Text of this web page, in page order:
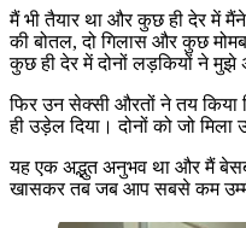
मैं भी तैयार था और कुछ ही देर में
की बोतल, दो गिलास और कुछ
कुछ ही देर में दोनों लड़कियों ने मुझे
फिर उन सेक्सी औरतों ने तय किया
ही उड़ेल दिया। दोनों को जो
यह एक अद्भुत अनुभव था और मैं
खासकर तब जब आप सबसे कम